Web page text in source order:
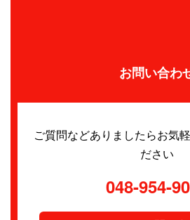
お問い合わ
ご質問などありましたらお気
ださい
048-954-